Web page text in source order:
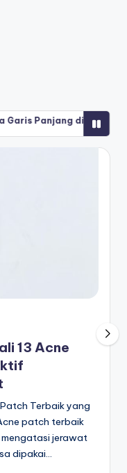
Ini Jawabannya!
13 Acne
Terbaik yang
patch terbaik
jerawat
dipakai…